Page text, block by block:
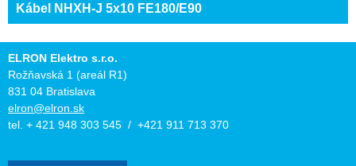
Kábel NHXH-J 5x10 FE180/E90
ELRON Elektro s.r.o.
Rožňavská 1 (areál R1)
831 04 Bratislava
elron@elron.sk
tel. + 421 948 303 545 / +421 911 713 370